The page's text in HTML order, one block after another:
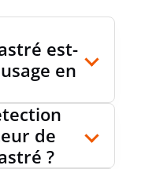
SUR
est-
en
de
?